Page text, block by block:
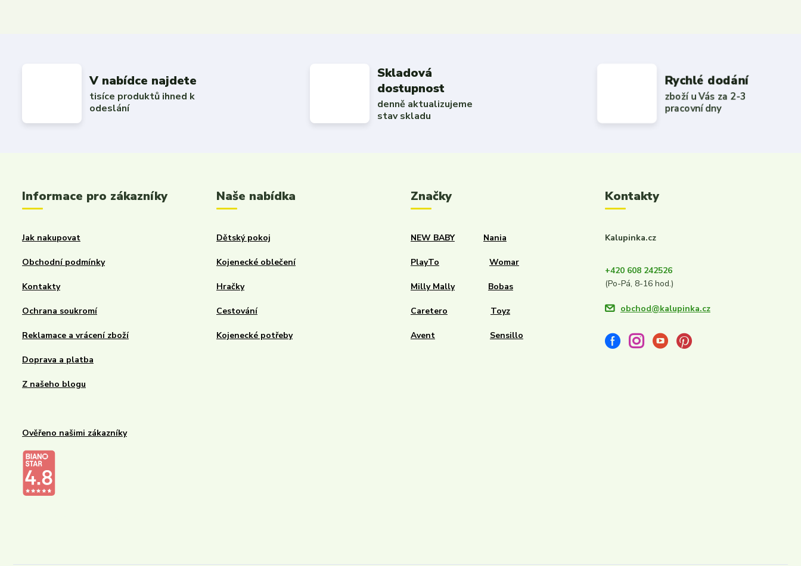
V nabídce najdete
tisíce produktů ihned k
odeslání
Skladová
dostupnost
denně aktualizujeme
stav skladu
Rychlé dodání
zboží u Vás za 2-3
pracovní dny
Informace pro zákazníky
Jak nakupovat
Obchodní podmínky
Kontakty
Ochrana soukromí
Reklamace a vrácení zboží
Doprava a platba
Z našeho blogu
Ověřeno našimi zákazníky
Naše nabídka
Dětský pokoj
Kojenecké oblečení
Hračky
Cestování
Kojenecké potřeby
Značky
NEW BABY Nania
PlayTo Womar
Milly Mally Bobas
Caretero Toyz
Avent Sensillo
Kontakty
Kalupinka.cz
+420 608 242526
(Po-Pá, 8-16 hod.)
obchod@kalupinka.cz